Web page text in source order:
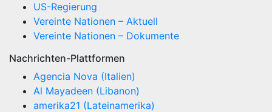
US-Regierung
Vereinte Nationen – Aktuell
Vereinte Nationen – Dokumente
Nachrichten-Plattformen
Agencia Nova (Italien)
Al Mayadeen (Libanon)
amerika21 (Lateinamerika)